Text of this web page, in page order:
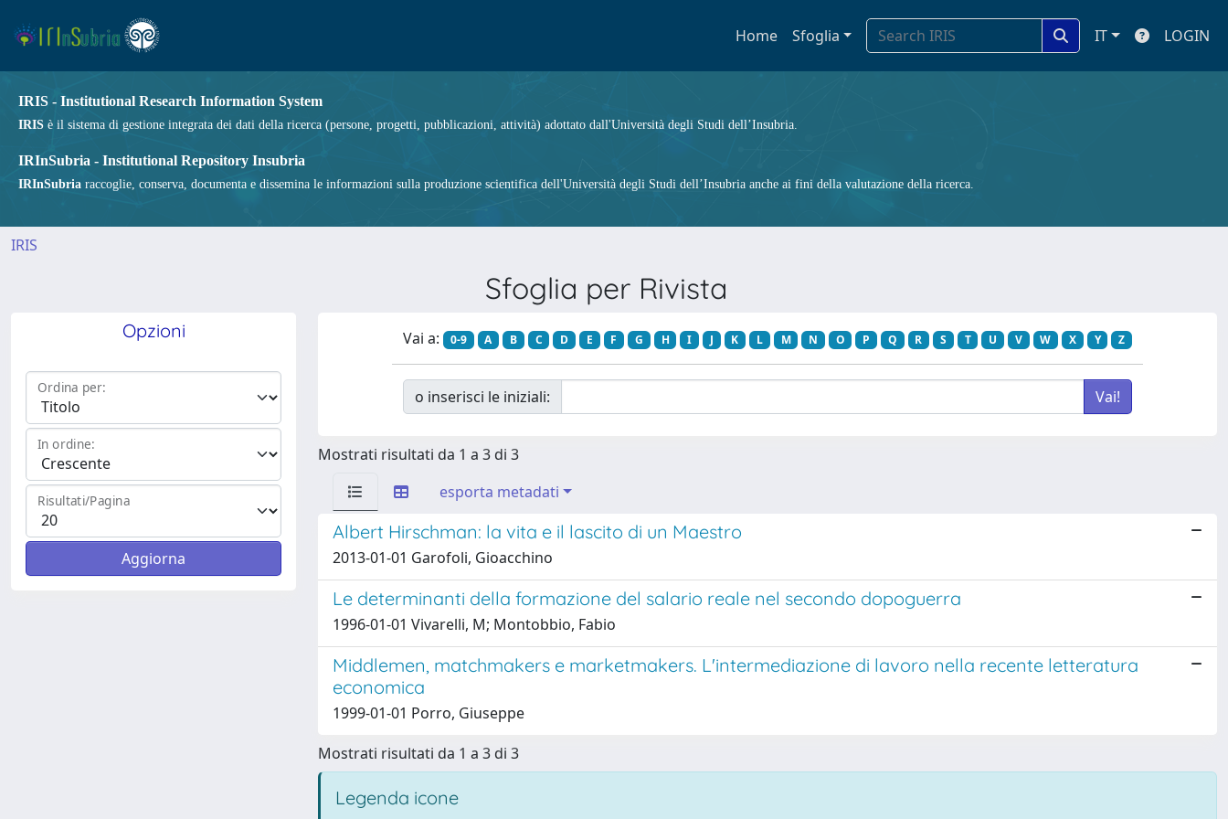
Home Sfoglia IT LOGIN
IRIS - Institutional Research Information System
IRIS è il sistema di gestione integrata dei dati della ricerca (persone, progetti, pubblicazioni, attività) adottato dall'Università degli Studi dell’Insubria.
IRInSubria - Institutional Repository Insubria
IRInSubria raccoglie, conserva, documenta e dissemina le informazioni sulla produzione scientifica dell'Università degli Studi dell’Insubria anche ai fini della valutazione della ricerca.
IRIS
Sfoglia per Rivista
Opzioni
Ordina per:
In ordine:
Risultati/Pagina
Vai a: 0-9 A B C D E F G H I J K L M N O P Q R S T U V W X Y Z
o inserisci le iniziali:
Mostrati risultati da 1 a 3 di 3
esporta metadati
Albert Hirschman: la vita e il lascito di un Maestro
2013-01-01 Garofoli, Gioacchino
Le determinanti della formazione del salario reale nel secondo dopoguerra
1996-01-01 Vivarelli, M; Montobbio, Fabio
Middlemen, matchmakers e marketmakers. L'intermediazione di lavoro nella recente letteratura
economica
1999-01-01 Porro, Giuseppe
Mostrati risultati da 1 a 3 di 3
Legenda icone